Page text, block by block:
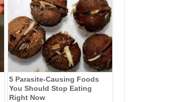
5 Parasite-Causing Foods
You Should Stop Eating
Right Now